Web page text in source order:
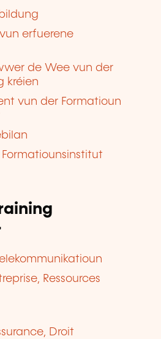
erfuerene
de Wee vun der
kréien
vun der Formatioun
Formatiounsinstitut
Ressources
Droit